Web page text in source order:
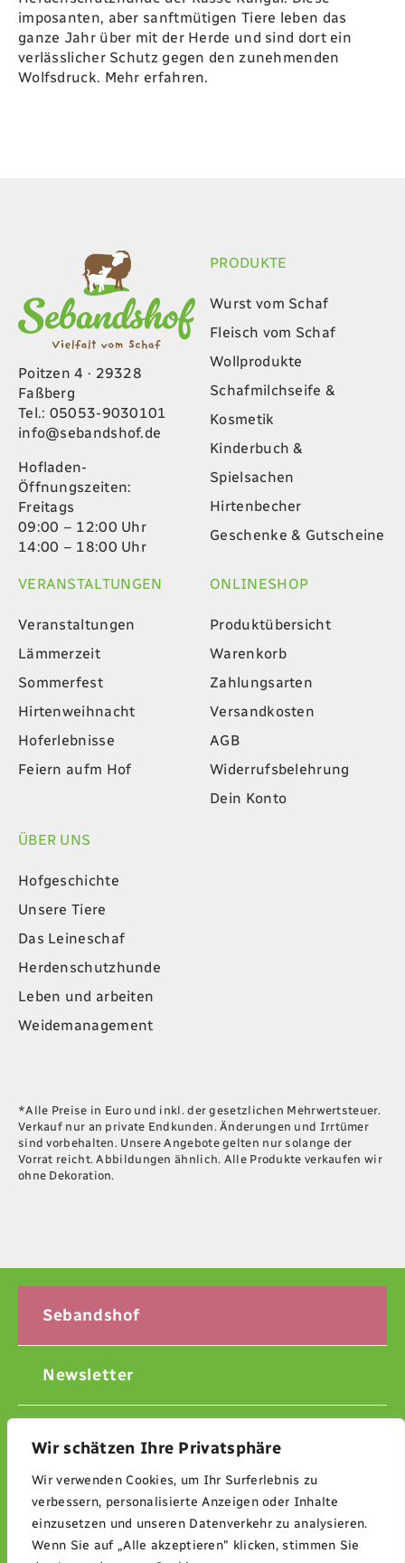
Wir schätzen Ihre Privatsphäre
Wir verwenden Cookies, um Ihr Surferlebnis zu
verbessern, personalisierte Anzeigen oder Inhalte
einzusetzen und unseren Datenverkehr zu analysieren.
Wenn Sie auf „Alle akzeptieren" klicken, stimmen Sie
ganze Jahr über mit der Herde und sind dort ein
verlässlicher Schutz gegen den zunehmenden
Wolfsdruck.Mehr erfahren.
Poitzen 4 · 29328
Faßberg
Tel.: 05053-9030101
info@sebandshof.de
Öffnungszeiten:
Freitags
09:00 – 12:00 Uhr
14:00 – 18:00 Uhr
Fleisch vom Schaf
Wollprodukte
Schafmilchseife &
Kosmetik
Kinderbuch &
Spielsachen
Hirtenbecher
Geschenke & Gutscheine
Lämmerzeit
Sommerfest
Hirtenweihnacht
Hoferlebnisse
Feiern aufm Hof
Warenkorb
Zahlungsarten
Versandkosten
AGB
Widerrufsbelehrung
Dein Konto
Unsere Tiere
Das Leineschaf
Herdenschutzhunde
Leben und arbeiten
Weidemanagement
Verkauf nur an private Endkunden. Änderungen und Irrtümer
sind vorbehalten. Unsere Angebote gelten nur solange der
Vorrat reicht. Abbildungen ähnlich. Alle Produkte verkaufen wir
ohne Dekoration.
Kontakt
Impressum
Datenschutzerklärung